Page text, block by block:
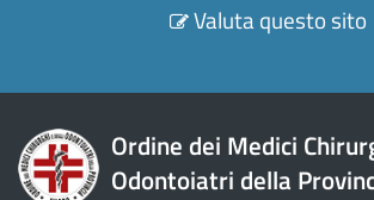
Valuta questo sito
Ordine dei Medici
Odontoiatri della